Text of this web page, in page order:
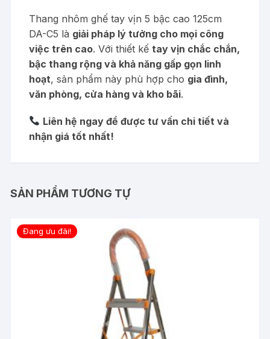
Thang nhôm ghế tay vịn 5 bậc cao 125cm
DA-C5 là giải pháp lý tưởng cho mọi công
việc trên cao. Với thiết kếtay vịn chắc chắn,
bậc thang rộng và khả năng gấp gọn linh
hoạt, sản phẩm này phù hợp cho gia đình,
văn phòng, cửa hàng và kho bãi.
Liên hệ ngay để được tư vấn chi tiết và
nhận giá tốt nhất!
SẢN PHẨM TƯƠNG TỰ
Đang ưu đãi!